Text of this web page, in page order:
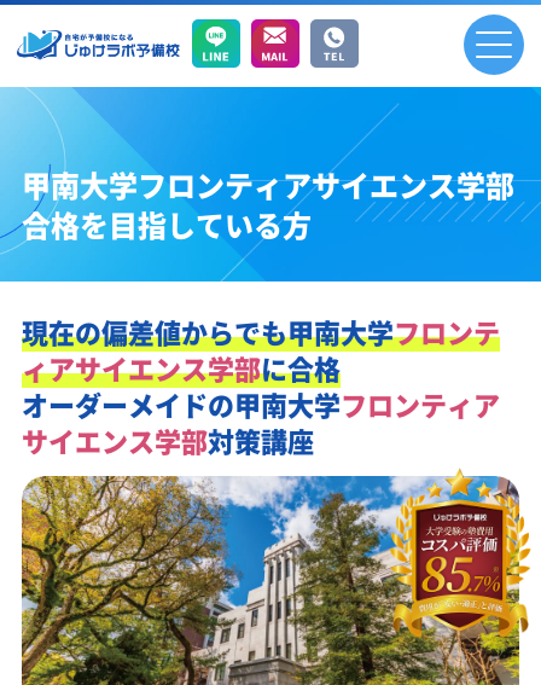
甲南大学フロンティアサイエンス学部
合格を目指している方
現在の偏差値からでも甲南大学フロンテ
ィアサイエンス学部に合格
オーダーメイドの甲南大学フロンティア
サイエンス学部対策講座